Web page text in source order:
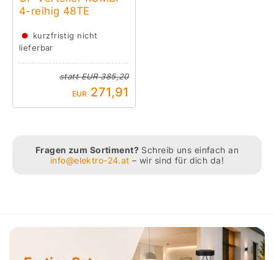
4-reihig 48TE
● kurzfristig nicht
lieferbar
stattEUR 385,20
EUR 271,91
Fragen zum Sortiment? Schreib uns einfach an
info@elektro-24.at – wir sind für dich da!